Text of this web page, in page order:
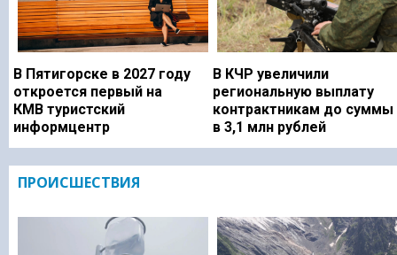
В Пятигорске в 2027 году
откроется первый на
КМВ туристский
информцентр
В КЧР увеличили
региональную выплату
контрактникам до суммы
в 3,1 млн рублей
ПРОИСШЕСТВИЯ